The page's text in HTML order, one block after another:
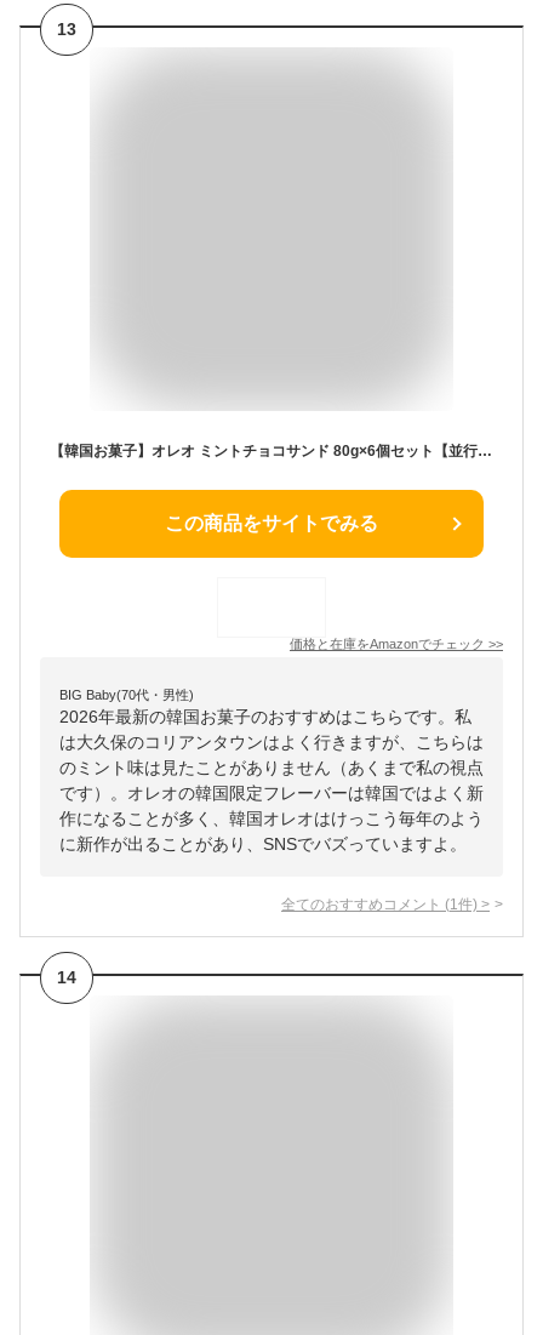
13
【韓国お菓子】オレオ ミントチョコサンド 80g×6個セット【並行輸入品】
この商品をサイトでみる
価格と在庫をAmazonでチェック >>
BIG Baby(70代・男性)
2026年最新の韓国お菓子のおすすめはこちらです。私
は大久保のコリアンタウンはよく行きますが、こちらは
のミント味は見たことがありません（あくまで私の視点
です）。オレオの韓国限定フレーバーは韓国ではよく新
作になることが多く、韓国オレオはけっこう毎年のよう
に新作が出ることがあり、SNSでバズっていますよ。
全てのおすすめコメント (1 件) >
14